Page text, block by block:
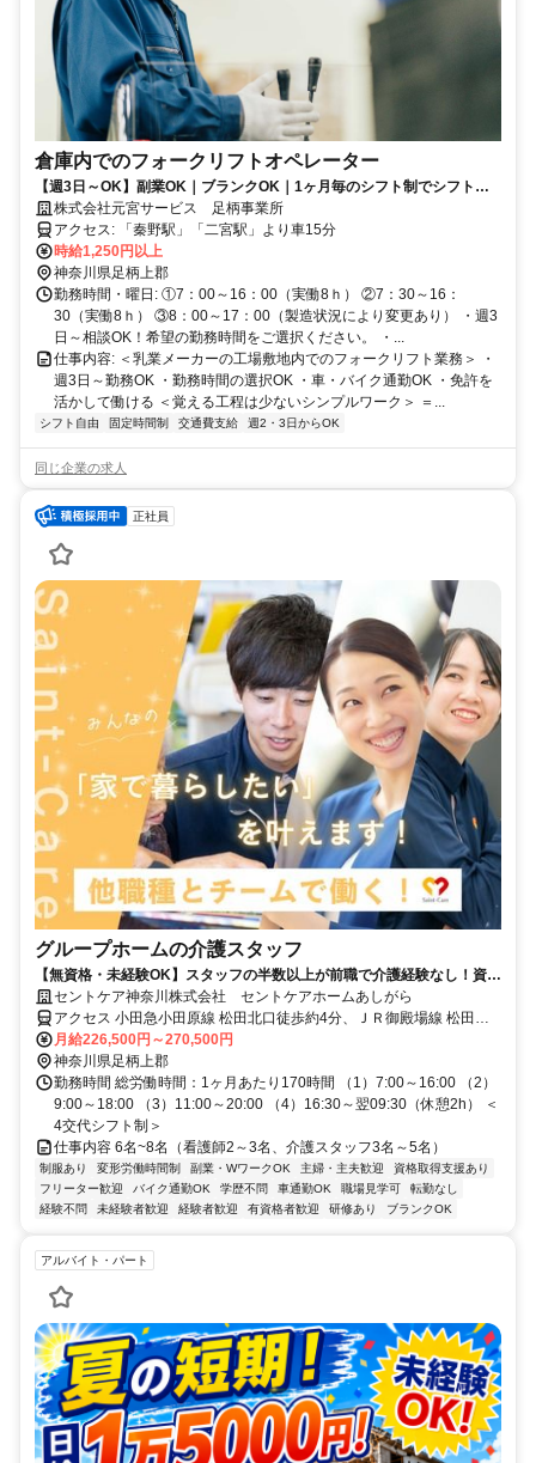
倉庫内でのフォークリフトオペレーター
【週3日～OK】副業OK｜ブランクOK｜1ヶ月毎のシフト制でシフトの
融通ききやすさ◎
株式会社元宮サービス 足柄事業所
アクセス: 「秦野駅」「二宮駅」より車15分
時給1,250円以上
神奈川県足柄上郡
勤務時間・曜日: ①7：00～16：00（実働8ｈ） ②7：30～16：
30（実働8ｈ） ③8：00～17：00（製造状況により変更あり） ・週3
日～相談OK！希望の勤務時間をご選択ください。 ・...
仕事内容: ＜乳業メーカーの工場敷地内でのフォークリフト業務＞ ・
週3日～勤務OK ・勤務時間の選択OK ・車・バイク通勤OK ・免許を
活かして働ける ＜覚える工程は少ないシンプルワーク＞ ＝...
シフト自由 固定時間制 交通費支給 週2・3日からOK
同じ企業の求人
正社員
グループホームの介護スタッフ
【無資格・未経験OK】スタッフの半数以上が前職で介護経験なし！資格
取得に向けた充実のバックアップ体制
セントケア神奈川株式会社 セントケアホームあしがら
アクセス 小田急小田原線 松田北口徒歩約4分、ＪＲ御殿場線 松田北
口徒歩約4分、小田急小田原線 新松田北口徒歩約6分 小田急線 新松田
町駅・ＪＲ御殿場線 松田駅徒歩15分 【勤務地】 神奈川県足柄上郡松
田町松田庶子373-1 ＊喫煙所あり（屋外） 【勤務地】 神奈川県足柄
上郡 ？屋外喫煙所あり
月給226,500円～270,500円
神奈川県足柄上郡
勤務時間 総労働時間：1ヶ月あたり170時間 （1）7:00～16:00 （2）
9:00～18:00 （3）11:00～20:00 （4）16:30～翌09:30（休憩2h） ＜
4交代シフト制＞
仕事内容 6名~8名（看護師2～3名、介護スタッフ3名～5名）
制服あり 変形労働時間制 副業・WワークOK 主婦・主夫歓迎
資格取得支援あり
フリーター歓迎
バイク通勤OK 学歴不問 車通勤OK 職場見学可
転勤なし
経験不問
未経験者歓迎 経験者歓迎 有資格者歓迎 研修あり ブランクOK
アルバイト・パート